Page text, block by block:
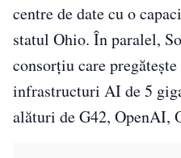
centre de date cu o
statul Ohio. În paralel,
consorțiu care
infrastructuri AI de 5
alături de G42, OpenAI,